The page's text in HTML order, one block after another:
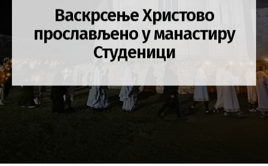
Васкрсење Христово
прослављено у манастиру
Студеници